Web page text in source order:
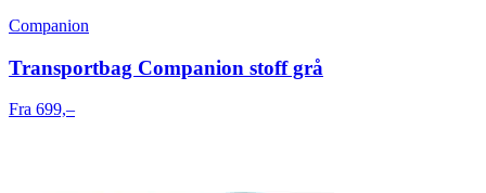
Companion
Transportbag Companion stoff grå
Fra 699,–